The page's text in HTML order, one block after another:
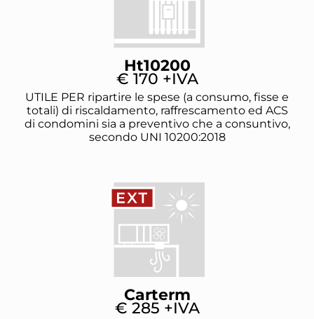
Ht10200
€ 170 +IVA
UTILE PER ripartire le spese (a consumo, fisse e
totali) di riscaldamento, raffrescamento ed ACS
di condomini sia a preventivo che a consuntivo,
secondo UNI 10200:2018
Carterm
€ 285 +IVA